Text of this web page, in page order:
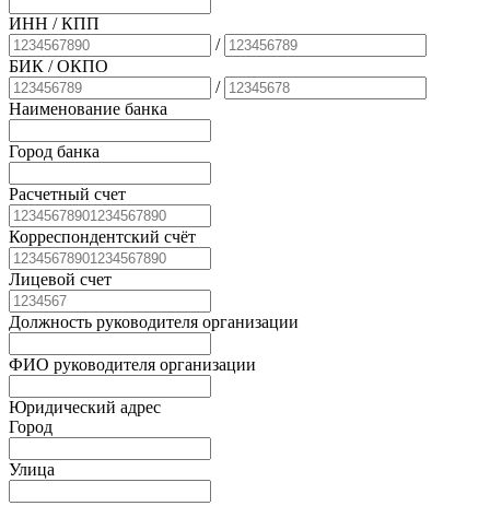
ИНН / КПП
/
БИК / ОКПО
/
Наименование банка
Город банка
Расчетный счет
Корреспондентский счёт
Лицевой счет
Должность руководителя организации
ФИО руководителя организации
Юридический адрес
Город
Улица